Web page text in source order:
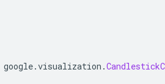
google.visualization .